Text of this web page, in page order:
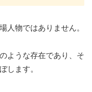
人物ではありません。
ような存在であり、そ
します。